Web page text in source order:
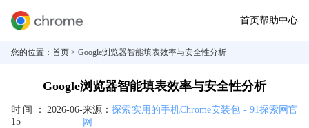
首页帮助中心
您的位置： 首页 > Google浏览器智能填表效率与安全性分析
Google浏览器智能填表效率与安全性分析
时间： 2026-06-
15
来源：探索实用的手机Chrome安装包 - 91探索网官
网